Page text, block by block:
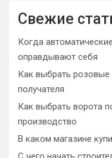
c
Свежие
Когда
оправдывают себя
Как выбрать розовые
получателя
Как выбрать ворота
производство
В каком магазине